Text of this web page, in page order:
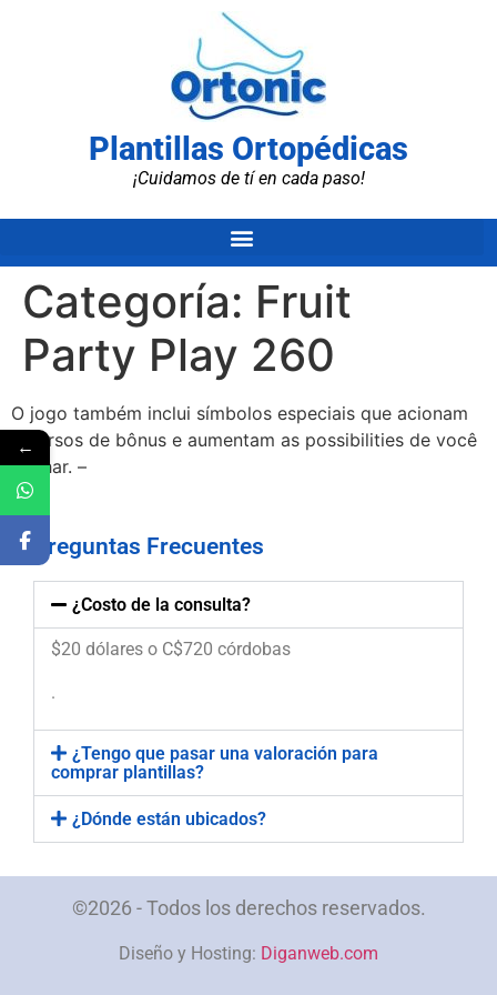
Plantillas Ortopédicas
¡Cuidamos de tí en cada paso!
Categoría: Fruit
Party Play 260
O jogo também inclui símbolos especiais que acionam
recursos de bônus e aumentam as possibilities de você
ganhar. –
Preguntas Frecuentes
¿Costo de la consulta?
$20 dólares o C$720 córdobas
.
¿Tengo que pasar una valoración para
comprar plantillas?
¿Dónde están ubicados?
©2026 - Todos los derechos reservados.
Diseño y Hosting: Diganweb.com
←